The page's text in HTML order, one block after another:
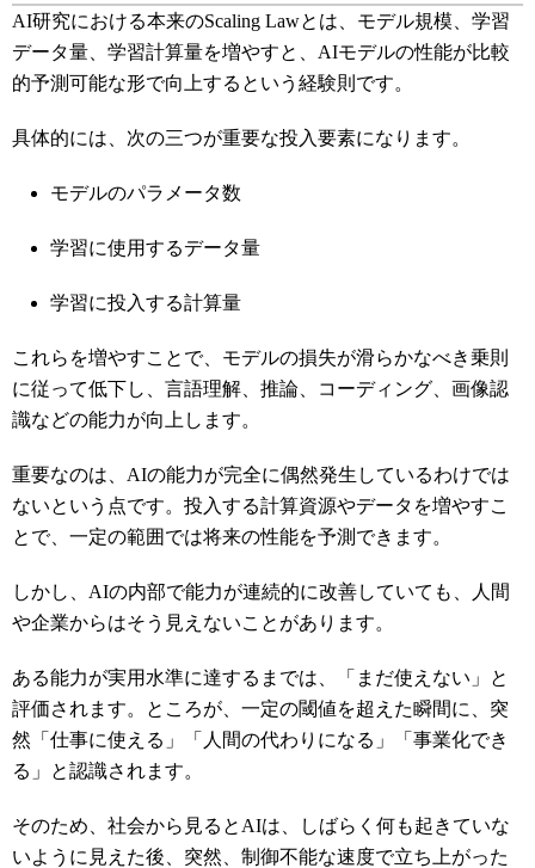
AI研究における本来のScaling Lawとは、モデル規模、学習
データ量、学習計算量を増やすと、AIモデルの性能が比較
的予測可能な形で向上するという経験則です。
具体的には、次の三つが重要な投入要素になります。
モデルのパラメータ数
学習に使用するデータ量
学習に投入する計算量
これらを増やすことで、モデルの損失が滑らかなべき乗則
に従って低下し、言語理解、推論、コーディング、画像認
識などの能力が向上します。
重要なのは、AIの能力が完全に偶然発生しているわけでは
ないという点です。投入する計算資源やデータを増やすこ
とで、一定の範囲では将来の性能を予測できます。
しかし、AIの内部で能力が連続的に改善していても、人間
や企業からはそう見えないことがあります。
ある能力が実用水準に達するまでは、「まだ使えない」と
評価されます。ところが、一定の閾値を超えた瞬間に、突
然「仕事に使える」「人間の代わりになる」「事業化でき
る」と認識されます。
そのため、社会から見るとAIは、しばらく何も起きていな
いように見えた後、突然、制御不能な速度で立ち上がった